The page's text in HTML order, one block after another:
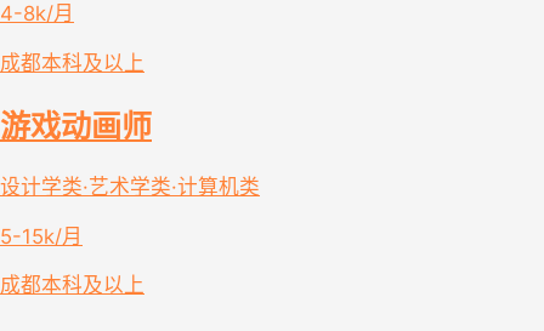
4-8k/月
成都本科及以上
游戏动画师
设计学类·艺术学类·计算机类
5-15k/月
成都本科及以上